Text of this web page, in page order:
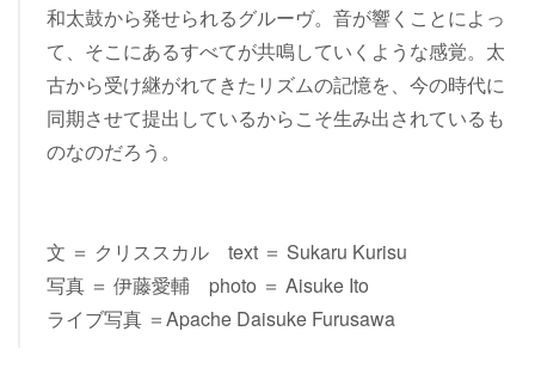
和太鼓から発せられるグルーヴ。音が響くことによっ
て、そこにあるすべてが共鳴していくような感覚。太
古から受け継がれてきたリズムの記憶を、今の時代に
同期させて提出しているからこそ生み出されているも
のなのだろう。
文 ＝ クリススカル text ＝ Sukaru Kurisu
写真 ＝ 伊藤愛輔 photo ＝ Aisuke Ito
ライブ写真 ＝Apache Daisuke Furusawa